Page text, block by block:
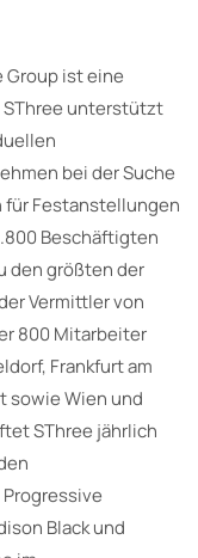
Group ist eine
unterstützt
bei der Suche
Festanstellungen
Beschäftigten
den größten der
Vermittler von
800 Mitarbeiter
Frankfurt am
sowie Wien und
SThree jährlich
Black und